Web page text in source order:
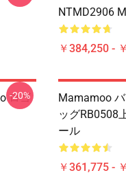
NTMD2906
￥384,250 -
ロゴ
-20%
Mamamoo
ッグRB0508
ール
￥361,775 -